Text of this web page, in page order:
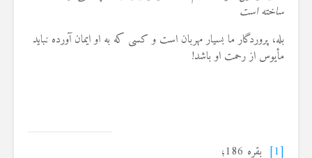
ساخته است‏
بله، پروردگار ما بسیار مهربان است و کسی که به او ایمان آورده نباید
مأیوس از رحمت او باشد!
[1] بقره 186؛